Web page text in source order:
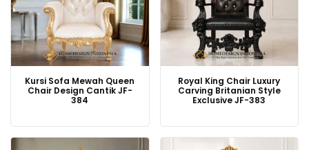
Kursi Sofa Mewah Queen
Chair Design Cantik JF-
384
Royal King Chair Luxury
Carving Britanian Style
Exclusive JF-383